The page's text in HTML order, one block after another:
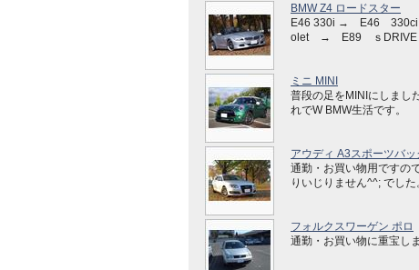
BMW Z4 ロードスター
E46 330i → E46
olet → E89 ｓ
ミニ MINI
普段の足をMINIにしまし
れでW BMW生活です。
アウディ A3スポーツバッ
通勤・お買い物用ですの
りいじりません^^; でした
フォルクスワーゲン ポロ
通勤・お買い物に重宝し